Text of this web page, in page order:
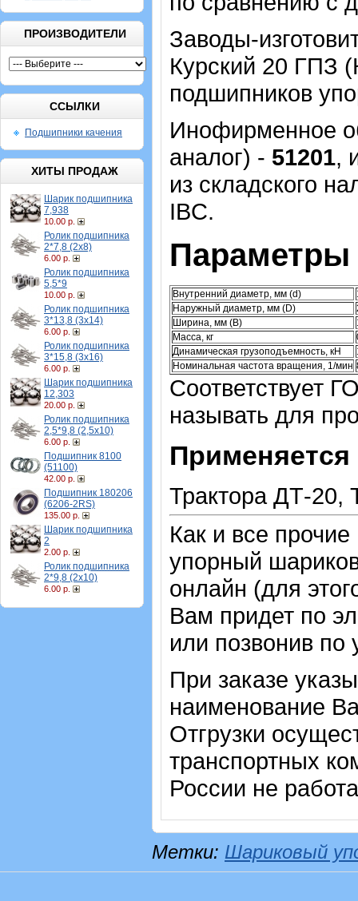
ПРОИЗВОДИТЕЛИ
ССЫЛКИ
Подшипники качения
ХИТЫ ПРОДАЖ
Шарик подшипника
7,938
10.00 р.
Ролик подшипника
2*7,8 (2х8)
6.00 р.
Ролик подшипника
5,5*9
10.00 р.
Ролик подшипника
3*13,8 (3х14)
6.00 р.
Ролик подшипника
3*15,8 (3х16)
6.00 р.
Шарик подшипника
12,303
20.00 р.
Ролик подшипника
2,5*9,8 (2,5х10)
6.00 р.
Подшипник 8100
(51100)
42.00 р.
Подшипник 180206
(6206-2RS)
135.00 р.
Шарик подшипника
2
2.00 р.
Ролик подшипника
2*9,8 (2х10)
6.00 р.
Заводы-
Курский 20 ГПЗ
подшипников
Инофирменное
аналог) - 51201,
из складского
IBC.
Параметры
Внутренний диаметр, мм (d)
Наружный диаметр, мм (D)
Ширина, мм (B)
Масса, кг
Динамическая грузоподъемность, кН
Номинальная частота вращения, 1/мин
Соответствует
называть для
Трактора ДТ-20,
Как и все
упорный
онлайн (для
Вам придет по
или позвонив
При заказе
наименование
Отгрузки
транспортных
России не
Метки: Шариковый